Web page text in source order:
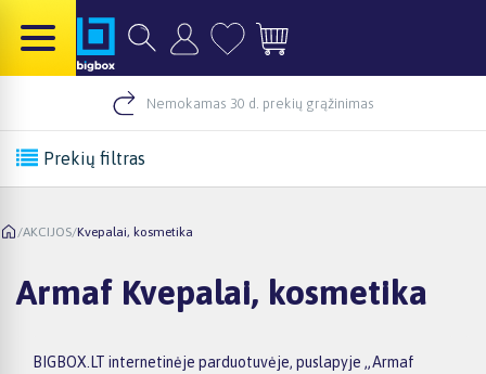
Nemokamas 30 d. prekių grąžinimas
Prekių filtras
/AKCIJOS/Kvepalai, kosmetika
Armaf Kvepalai, kosmetika
BIGBOX.LT internetinėje parduotuvėje, puslapyje „Armaf